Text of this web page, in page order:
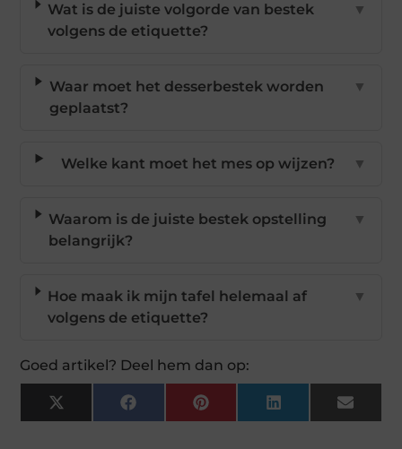
Wat is de juiste volgorde van bestek
volgens de etiquette?
▼
Waar moet het desserbestek worden
geplaatst?
▼
Welke kant moet het mes op wijzen? ▼
Waarom is de juiste bestek opstelling
belangrijk?
▼
Hoe maak ik mijn tafel helemaal af
volgens de etiquette?
▼
Goed artikel? Deel hem dan op:
X
(Twitter)
FacebookPinterestLinkedIn Email